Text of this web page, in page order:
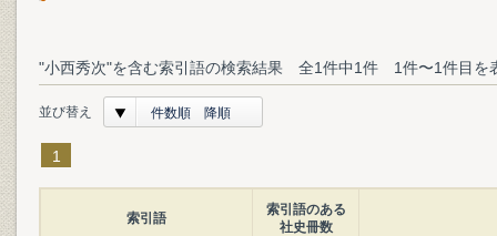
"小西秀次"を含む索引語の検索結果 全1件中1件 1件〜1件目を
並び替え 件数順 降順
1
索引語
索引語のある
社史冊数